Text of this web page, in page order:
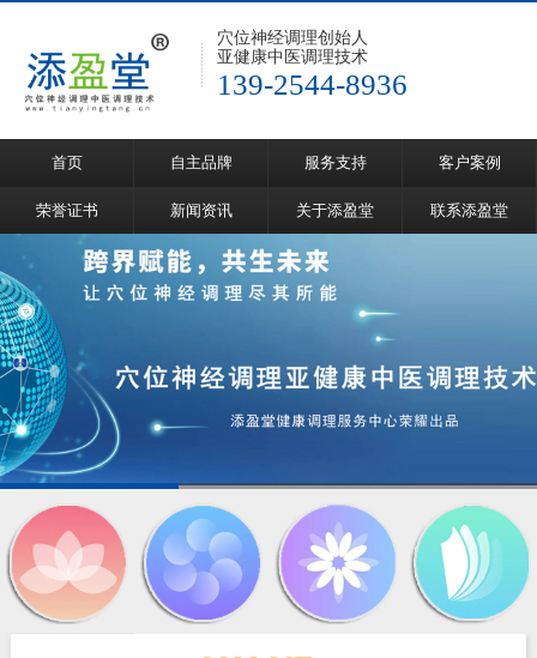
穴位神经调理创始人
亚健康中医调理技术
139-2544-8936
首页 自主品牌 服务支持 客户案例
荣誉证书 新闻资讯 关于添盈堂 联系添盈堂